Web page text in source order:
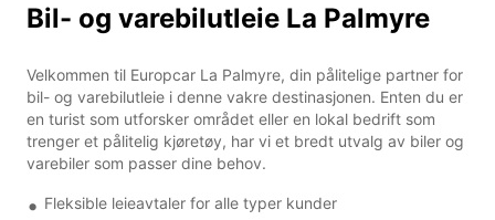
Bil- og varebilutleie La Palmyre
Velkommen til Europcar La Palmyre, din pålitelige partner for
bil- og varebilutleie i denne vakre destinasjonen. Enten du er
en turist som utforsker området eller en lokal bedrift som
trenger et pålitelig kjøretøy, har vi et bredt utvalg av biler og
varebiler som passer dine behov.
Fleksible leieavtaler for alle typer kunder